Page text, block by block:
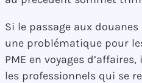
Si le passage aux
une problématique pour
PME en voyages
les professionnels qui se